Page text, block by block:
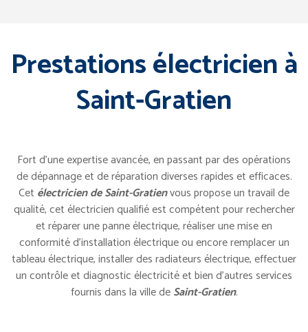
Prestations électricien à
Saint-Gratien
Fort d’une expertise avancée, en passant par des opérations
de dépannage et de réparation diverses rapides et efficaces.
Cet électricien de Saint-Gratienvous propose un travail de
qualité, cet électricien qualifié est compétent pour rechercher
et réparer une panne électrique, réaliser une mise en
conformité d’installation électrique ou encore remplacer un
tableau électrique, installer des radiateurs électrique, effectuer
un contrôle et diagnostic électricité et bien d’autres services
fournis dans la ville deSaint-Gratien.